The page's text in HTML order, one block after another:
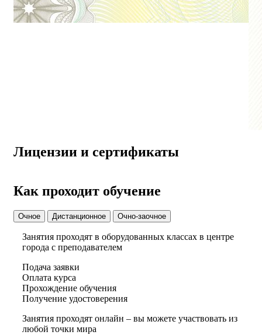
Лицензии и сертификаты
Как проходит обучение
Очное Дистанционное Очно-заочное
Занятия проходят в оборудованных классах в центре
города с преподавателем
Подача заявки
Оплата курса
Прохождение обучения
Получение удостоверения
Занятия проходят онлайн – вы можете участвовать из
любой точки мира